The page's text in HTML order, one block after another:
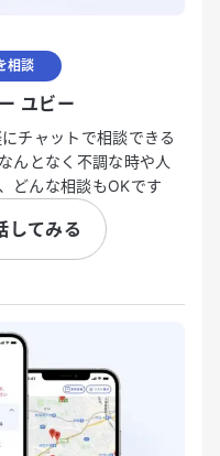
相談
ユビー
チャットで相談できる
んとなく不調な時や人
どんな相談もOKです
してみる